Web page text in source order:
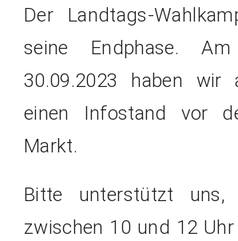
Der Landtags-
seine Endphase. Am
30.09.2023 haben
einen Infostand vor
Markt.
Bitte unterstützt
zwischen 10 und 12